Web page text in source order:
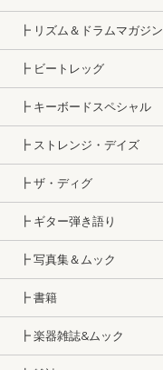
┣ リズム＆ドラムマガジン
┣ ビートレッグ
┣ キーボードスペシャル
┣ ストレンジ・デイズ
┣ ザ・ディグ
┣ ギター弾き語り
┣ 写真集＆ムック
┣ 書籍
┣ 楽器雑誌&ムック